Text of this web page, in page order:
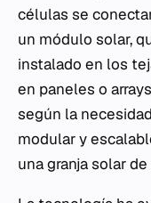
células se
un módulo solar,
instalado en los
en paneles o
según la
modular y
una granja solar